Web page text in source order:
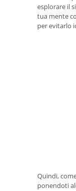
esplorare il
tua mente
per evitarlo
Quindi,
ponendoti